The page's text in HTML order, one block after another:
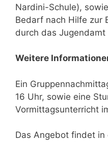
Nardini-Schule),
Bedarf nach Hilfe zur
durch das
Weitere
Ein
16 Uhr, sowie eine
Vormittagsunterricht
Das Angebot findet in